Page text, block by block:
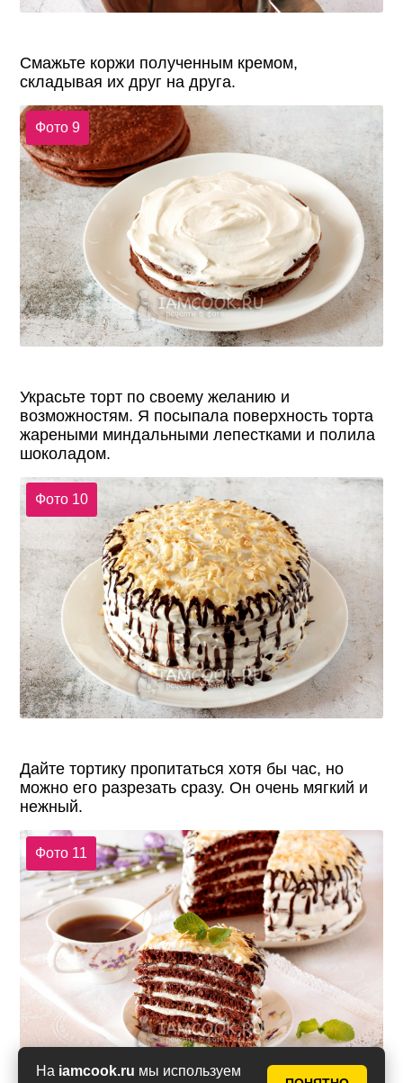
На iamcook.ru мы используем
Смажьте коржи полученным кремом,
складывая их друг на друга.
Фото 9
Украсьте торт по своему желанию и
возможностям. Я посыпала поверхность торта
жареными миндальными лепестками и полила
шоколадом.
Фото 10
Дайте тортику пропитаться хотя бы час, но
можно его разрезать сразу. Он очень мягкий и
нежный.
Фото 11